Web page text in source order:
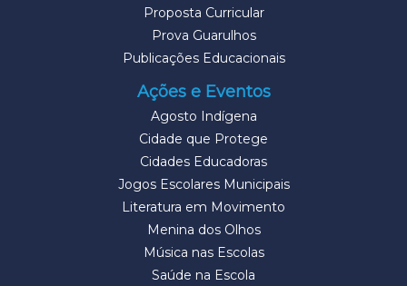
Proposta Curricular
Prova Guarulhos
Publicações Educacionais
Ações e Eventos
Agosto Indígena
Cidade que Protege
Cidades Educadoras
Jogos Escolares Municipais
Literatura em Movimento
Menina dos Olhos
Música nas Escolas
Saúde na Escola